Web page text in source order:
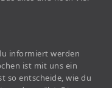
informiert werden
ist mit uns ein
so entscheide, wie du